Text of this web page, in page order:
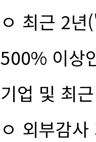
ㅇ 최근 2
500% 이상
기업 및 최
ㅇ 외부감